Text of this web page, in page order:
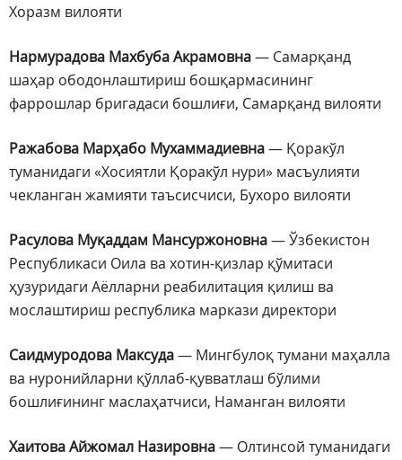
Хоразм вилояти
Нармурадова Махбуба Акрамовна— Самарқанд
шаҳар ободонлаштириш бошқармасининг
фаррошлар бригадаси бошлиғи, Самарқанд вилояти
Ражабова Марҳабо Мухаммадиевна— Қоракўл
туманидаги «Хосиятли Қоракўл нури» масъулияти
чекланган жамияти таъсисчиси, Бухоро вилояти
Расулова Муқаддам Мансуржоновна— Ўзбекистон
Республикаси Оила ва хотин-қизлар қўмитаси
ҳузуридаги Аёлларни реабилитация қилиш ва
мослаштириш республика маркази директори
Саидмуродова Максуда— Мингбулоқ тумани маҳалла
ва нуронийларни қўллаб-қувватлаш бўлими
бошлиғининг маслаҳатчиси, Наманган вилояти
Хаитова Айжомал Назировна— Олтинсой туманидаги